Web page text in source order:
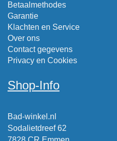
Betaalmethodes
Garantie
Klachten en Service
Over ons
Contact gegevens
Privacy en Cookies
Shop-Info
Bad-winkel.nl
Sodalietdreef 62